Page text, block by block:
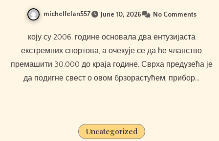
michelfelan557 June 10, 2026 No Comments
коју су 2006. године основала два ентузијаста
екстремних спортова, а очекује се да ће чланство
премашити 30.000 до краја године. Сврха предузећа је
да подигне свест о овом брзорастућем, прибор…
Uncategorized